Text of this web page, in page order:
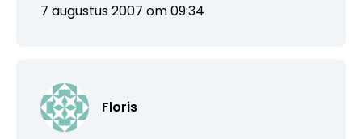
7 augustus 2007 om 09:34
Floris